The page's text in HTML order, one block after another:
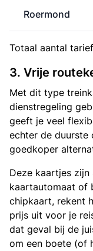
Roermond
Totaal aantal
3. Vrije
Met dit type
dienstregeling
geeft je veel
echter de duurste
goedkoper
Deze kaartjes
kaartautomaat of
chipkaart, rekent
prijs uit voor je
dat geval bij de
om een boete (of